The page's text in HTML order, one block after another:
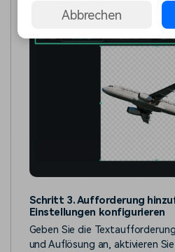
Schritt 3. Aufforderung
Einstellungen konfigurieren
Geben Sie die
und Auflösung an, aktivieren
Abbrechen